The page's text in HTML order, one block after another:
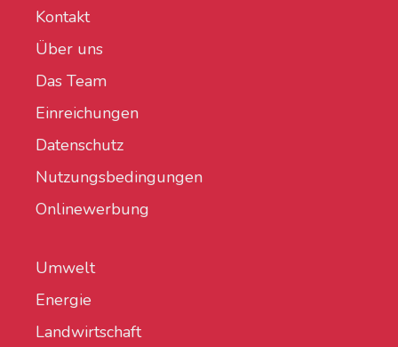
Kontakt
Über uns
Das Team
Einreichungen
Datenschutz
Nutzungsbedingungen
Onlinewerbung
Umwelt
Energie
Landwirtschaft